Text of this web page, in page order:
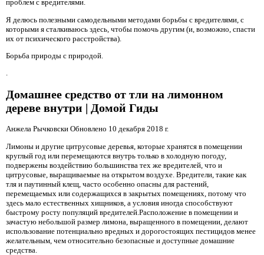
проблем с вредителями.
Я делюсь полезными самодельными методами борьбы с вредителями, с
которыми я сталкиваюсь здесь, чтобы помочь другим (и, возможно, спасти
их от психического расстройства).
Борьба природы с природой.
.
Домашнее средство от тли на лимонном
дереве внутри | Домой Гиды
Анжела Рычковски Обновлено 10 декабря 2018 г.
Лимоны и другие цитрусовые деревья, которые хранятся в помещении
круглый год или перемещаются внутрь только в холодную погоду,
подвержены воздействию большинства тех же вредителей, что и
цитрусовые, выращиваемые на открытом воздухе. Вредители, такие как
тля и паутинный клещ, часто особенно опасны для растений,
перемещаемых или содержащихся в закрытых помещениях, потому что
здесь мало естественных хищников, а условия иногда способствуют
быстрому росту популяций вредителей.Расположение в помещении и
зачастую небольшой размер лимона, выращенного в помещении, делают
использование потенциально вредных и дорогостоящих пестицидов менее
желательным, чем относительно безопасные и доступные домашние
средства.